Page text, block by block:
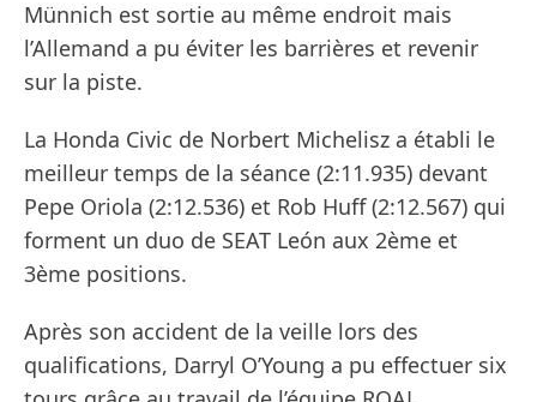
Münnich est sortie au même endroit mais
l’Allemand a pu éviter les barrières et revenir
sur la piste.
La Honda Civic de Norbert Michelisz a établi le
meilleur temps de la séance (2:11.935) devant
Pepe Oriola (2:12.536) et Rob Huff (2:12.567) qui
forment un duo de SEAT León aux 2ème et
3ème positions.
Après son accident de la veille lors des
qualifications, Darryl O’Young a pu effectuer six